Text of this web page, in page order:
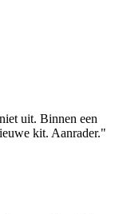
uit. Binnen een
kit. Aanrader."